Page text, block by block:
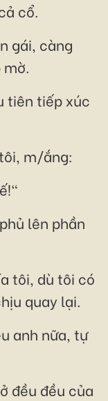
cổ.
gái, càng
tiên tiếp xúc
m/ắng:
lên phần
tôi, dù tôi có
quay lại.
anh nữa, tự
đều đều của